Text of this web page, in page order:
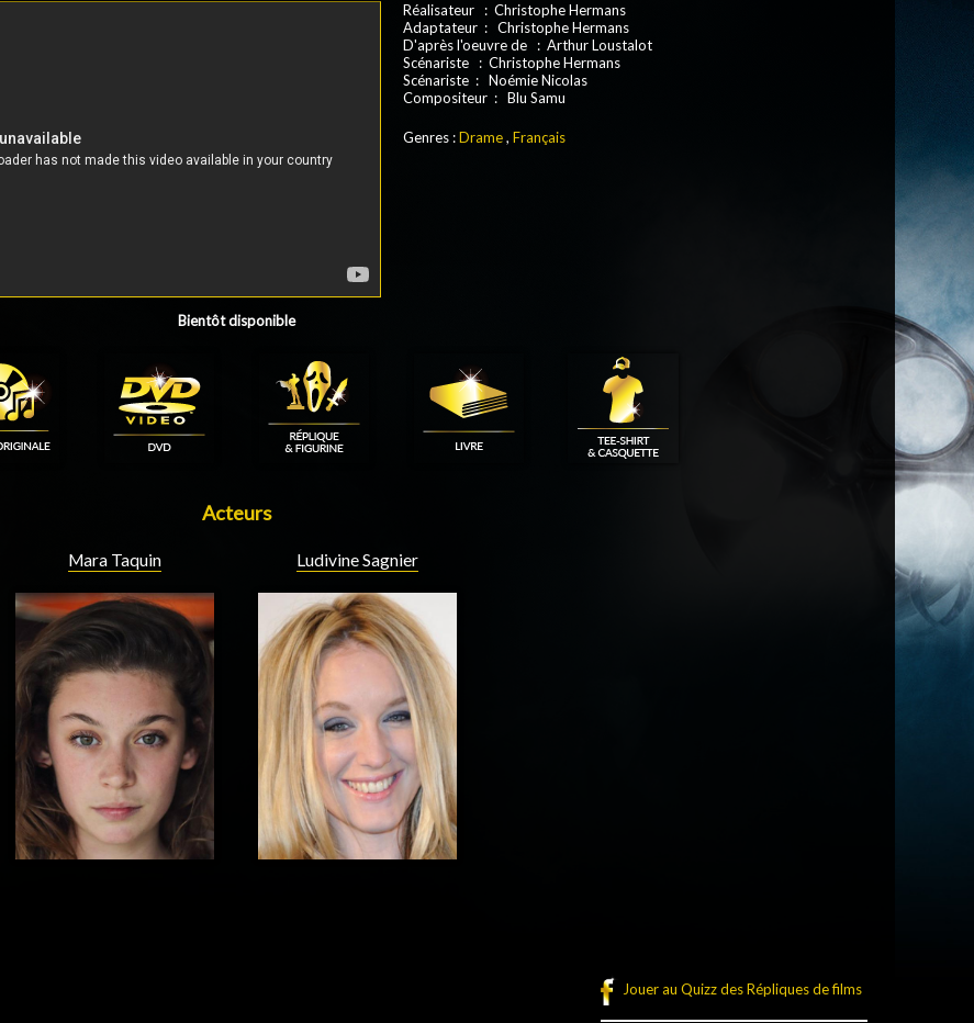
Réalisateur : Christophe Hermans
Adaptateur : Christophe Hermans
D'après l'oeuvre de : Arthur Loustalot
Scénariste : Christophe Hermans
Scénariste : Noémie Nicolas
Compositeur : Blu Samu
Genres :Drame, Français
Bientôt disponible
Acteurs
Mara Taquin Ludivine Sagnier
Jouer au Quizz des Répliques de films